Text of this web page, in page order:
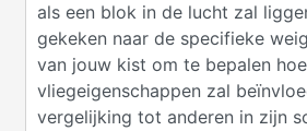
als een blok in de lucht zal
gekeken naar de specifieke
van jouw kist om te bepalen
vliegeigenschappen zal
vergelijking tot anderen in zijn